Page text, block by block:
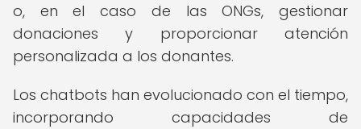
o, en el caso de las ONGs, gestionar
donaciones y proporcionar atención
personalizada a los donantes.
Los chatbots han evolucionado con el tiempo,
incorporando capacidades de